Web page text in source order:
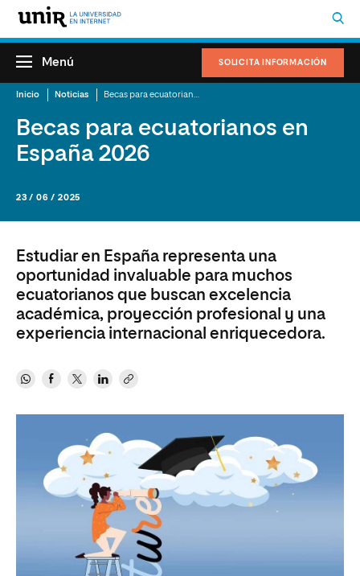
SOLICITA INFORMACIÓN
Menú
Inicio Noticias
Becas para ecuatorianos en
España 2026
23 / 06 / 2025
Estudiar en España representa una
oportunidad invaluable para muchos
ecuatorianos que buscan excelencia
académica, proyección profesional y una
experiencia internacional enriquecedora.